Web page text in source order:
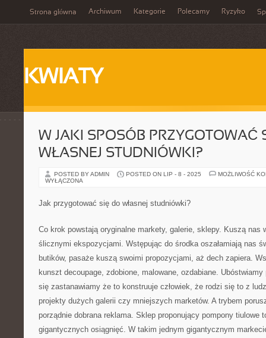
Strona główna Archiwum Kategorie Polecamy Ryzyko
KWIATY
W JAKI SPOSÓB PRZYGOTOWAĆ
WŁASNEJ STUDNIÓWKI?
POSTED BY ADMIN POSTED ON LIP - 8 - 2025
MOŻLIWOŚĆ
WYŁĄCZONA
Jak przygotować się do własnej studniówki?
Co krok powstają oryginalne markety, galerie, sklepy. Kuszą nas
ślicznymi ekspozycjami. Wstępując do środka oszałamiają nas
butików, pasaże kuszą swoimi propozycjami, aż dech zapiera.
kunszt decoupage, zdobione, malowane, ozdabiane. Ubóstwiamy
się zastanawiamy że to konstruuje człowiek, że rodzi się to z
projekty dużych galerii czy mniejszych marketów. A trybem
porządnie dobrana reklama. Sklep proponujący pompony tiulowe
gigantycznych osiągnięć. W takim jednym gigantycznym